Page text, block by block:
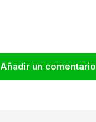
Añadir un comentario